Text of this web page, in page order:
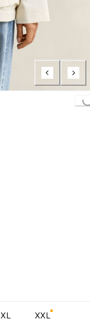
Loading...
XL XXL